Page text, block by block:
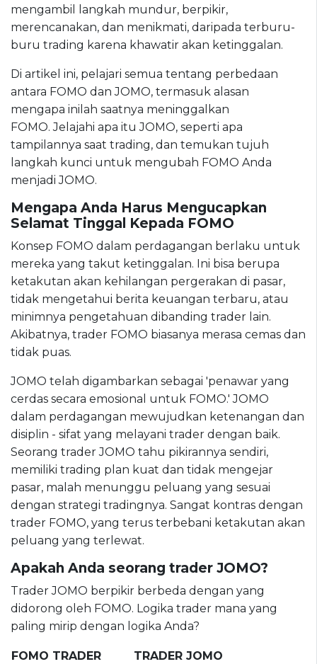
mengambil langkah mundur, berpikir,
merencanakan, dan menikmati, daripada terburu-
buru trading karena khawatir akan ketinggalan.
Di artikel ini, pelajari semua tentang perbedaan
antara FOMO dan JOMO, termasuk alasan
mengapa inilah saatnya meninggalkan
FOMO. Jelajahi apa itu JOMO, seperti apa
tampilannya saat trading, dan temukan tujuh
langkah kunci untuk mengubah FOMO Anda
menjadi JOMO.
Mengapa Anda Harus Mengucapkan
Selamat Tinggal Kepada FOMO
Konsep FOMO dalam perdagangan berlaku untuk
mereka yang takut ketinggalan. Ini bisa berupa
ketakutan akan kehilangan pergerakan di pasar,
tidak mengetahui berita keuangan terbaru, atau
minimnya pengetahuan dibanding trader lain.
Akibatnya, trader FOMO biasanya merasa cemas dan
tidak puas.
JOMO telah digambarkan sebagai 'penawar yang
cerdas secara emosional untuk FOMO.' JOMO
dalam perdagangan mewujudkan ketenangan dan
disiplin - sifat yang melayani trader dengan baik.
Seorang trader JOMO tahu pikirannya sendiri,
memiliki trading plan kuat dan tidak mengejar
pasar, malah menunggu peluang yang sesuai
dengan strategi tradingnya. Sangat kontras dengan
trader FOMO, yang terus terbebani ketakutan akan
peluang yang terlewat.
Apakah Anda seorang trader JOMO?
Trader JOMO berpikir berbeda dengan yang
didorong oleh FOMO. Logika trader mana yang
paling mirip dengan logika Anda?
FOMO TRADER
TRADER JOMO